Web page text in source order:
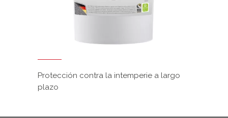
Protección contra la intemperie a largo
plazo